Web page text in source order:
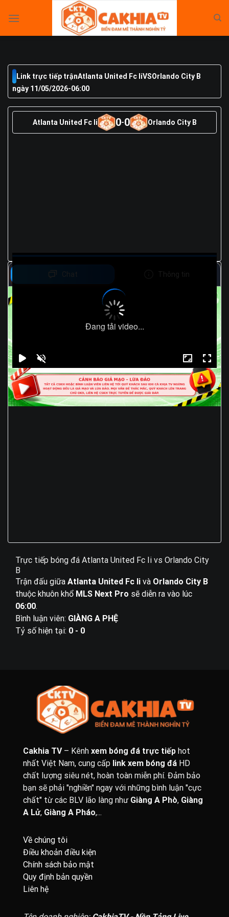
Link trực tiếp trậnAtlanta United Fc IiVSOrlando City B
ngày 11/05/2026-06:00
Atlanta United Fc Ii 0-0 Orlando City B
Đang tải video...
Chat Thông tin
Trực tiếp bóng đá Atlanta United Fc Ii vs Orlando City
B
Trận đấu giữa Atlanta United Fc Ii và Orlando City B
thuộc khuôn khổ MLS Next Pro sẽ diễn ra vào lúc
06:00.
Bình luận viên: GIÀNG A PHỆ
Tỷ số hiện tại: 0 - 0
Cakhia TV– Kênh xem bóng đá trực tiếp hot
nhất Việt Nam, cung cấp link xem bóng đá HD
chất lượng siêu nét, hoàn toàn miễn phí. Đảm bảo
bạn sẽ phải "nghiền" ngay với những bình luận "cực
chất" từ các BLV lão làng như Giàng A Phò, Giàng
A Lử, Giàng A Pháo,...
Về chúng tôi
Điều khoản điều kiện
Chính sách bảo mật
Quy định bản quyền
Liên hệ